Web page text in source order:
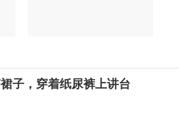
子，穿着纸尿裤上讲台